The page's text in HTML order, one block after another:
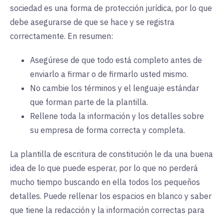
sociedad es una forma de protección jurídica, por lo que
debe asegurarse de que se hace y se registra
correctamente. En resumen:
Asegúrese de que todo está completo antes de
enviarlo a firmar o de firmarlo usted mismo.
No cambie los términos y el lenguaje estándar
que forman parte de la plantilla.
Rellene toda la información y los detalles sobre
su empresa de forma correcta y completa.
La plantilla de escritura de constitución le da una buena
idea de lo que puede esperar, por lo que no perderá
mucho tiempo buscando en ella todos los pequeños
detalles. Puede rellenar los espacios en blanco y saber
que tiene la redacción y la información correctas para